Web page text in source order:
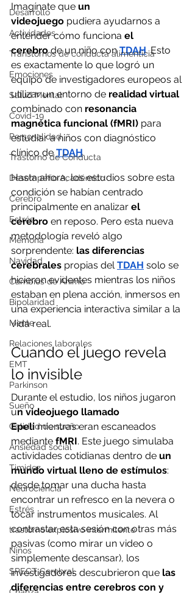
Desarrollo
Actividades
Transtornos de conducta alimenticia
Emociones
Salud Mental
Covid-19
Personalidad
Trastorno de Conducta
Desempeño Académico
Cerebro
Estrés
Memoria
Navidad
Cambios de Ánimo
Bipolaridad
Mente
Relaciones laborales
EMT
Parkinson
Sueño
Calidad de sueño
Ansiedad social
Timidez
Neurociencia
Estrés
trastorno explosivo intermitente
Niños
SPECT Cerebral
Imagínate que un
videojuego pudiera ayudarnos a
entender cómo funciona el
cerebro de un niño con TDAH. Esto
es exactamente lo que logró un
equipo de investigadores europeos al
utilizar un entorno de realidad virtual
combinado con resonancia
magnética funcional (fMRI) para
estudiar a niños con diagnóstico
clínico de TDAH.
Hasta ahora, los estudios sobre esta
condición se habían centrado
principalmente en analizar el
cerebro en reposo. Pero esta nueva
metodología reveló algo
sorprendente: las diferencias
cerebrales propias del TDAH solo se
hicieron evidentes mientras los niños
estaban en plena acción, inmersos en
una experiencia interactiva similar a la
vida real.
Cuando el juego revela
lo invisible
Durante el estudio, los niños jugaron
un videojuego llamado
Epeli mientras eran escaneados
mediante fMRI. Este juego simulaba
actividades cotidianas dentro de un
mundo virtual lleno de estímulos:
desde tomar una ducha hasta
encontrar un refresco en la nevera o
tocar instrumentos musicales. Al
contrastar esta sesión con otras más
pasivas (como mirar un video o
simplemente descansar), los
investigadores descubrieron que las
diferencias entre cerebros con y